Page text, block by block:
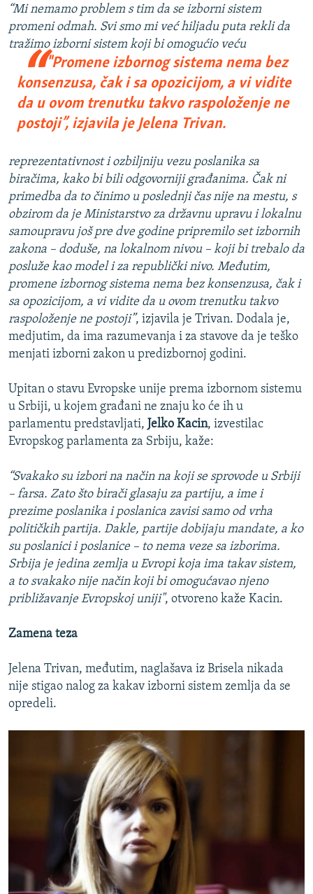
“Mi nemamo problem s tim da se izborni sistem
promeni odmah. Svi smo mi već hiljadu puta rekli da
tražimo izborni sistem koji bi omoguć
"Promene izbornog sistema nema bez
konsenzusa, čak i sa opozicijom, a vi vidite
da u ovom trenutku takvo raspoloženje ne
postoji”, izjavila je Jelena Trivan.
io veću
reprezentativnost i ozbiljniju vezu poslanika sa
biračima, kako bi bili odgovorniji građanima. Čak ni
primedba da to činimo u poslednji čas nije na mestu, s
obzirom da je Ministarstvo za državnu upravu i lokalnu
samoupravu još pre dve godine pripremilo set izbornih
zakona – doduše, na lokalnom nivou – koji bi trebalo da
posluže kao model i za republički nivo. Međutim,
promene izbornog sistema nema bez konsenzusa, čak i
sa opozicijom, a vi vidite da u ovom trenutku takvo
raspoloženje ne postoji”, izjavila je Trivan. Dodala je,
medjutim, da ima razumevanja i za stavove da je teško
menjati izborni zakon u predizbornoj godini.
Upitan o stavu Evropske unije prema izbornom sistemu
u Srbiji, u kojem građani ne znaju ko će ih u
parlamentu predstavljati, Jelko Kacin, izvestilac
Evropskog parlamenta za Srbiju, kaže:
“Svakako su izbori na način na koji se sprovode u Srbiji
– farsa. Zato što birači glasaju za partiju, a ime i
prezime poslanika i poslanica zavisi samo od vrha
političkih partija. Dakle, partije dobijaju mandate, a ko
su poslanici i poslanice – to nema veze sa izborima.
Srbija je jedina zemlja u Evropi koja ima takav sistem,
a to svakako nije način koji bi omogućavao njeno
približavanje Evropskoj uniji", otvoreno kaže Kacin.
Zamena teza
Jelena Trivan, međutim, naglašava iz Brisela nikada
nije stigao nalog za kakav izborni sistem zemlja da se
opredeli.